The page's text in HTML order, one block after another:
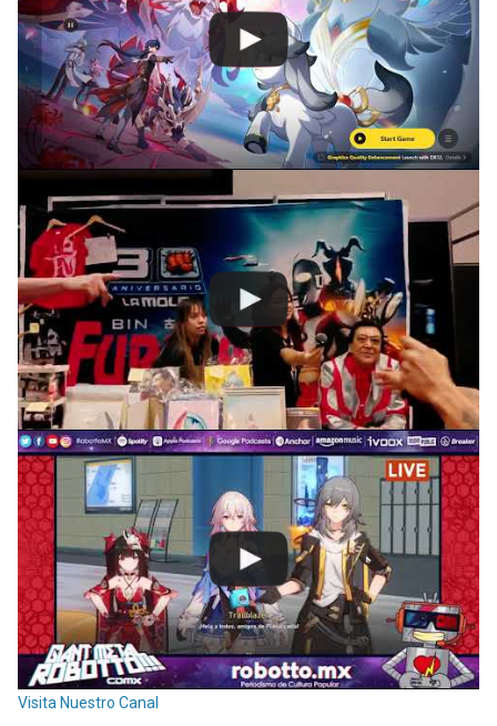
Visita Nuestro Canal